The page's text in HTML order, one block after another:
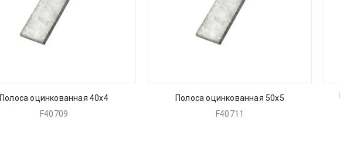
Полоса оцинкованная 40х4
F40709
Полоса оцинкованная 50х5
F40711